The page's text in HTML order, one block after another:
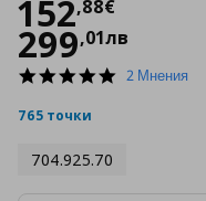
152,88€
Цена
299,01лв
5.0
2 Мнения
765 точки
704.925.70